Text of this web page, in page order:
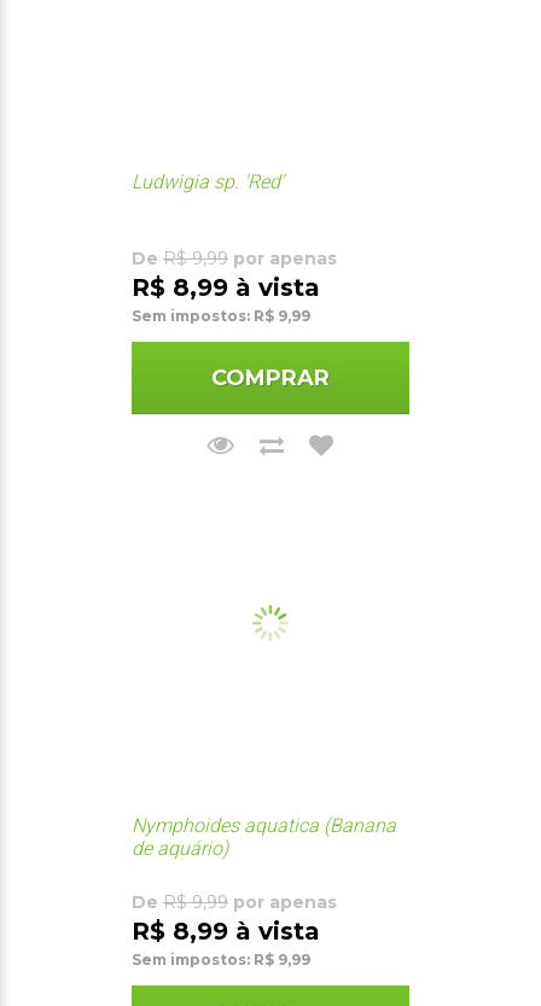
Ludwigia sp. 'Red'
De R$ 9,99 por apenas
R$ 8,99 à vista
Sem impostos: R$ 9,99
COMPRAR
Nymphoides aquatica (Banana
de aquário)
De R$ 9,99 por apenas
R$ 8,99 à vista
Sem impostos: R$ 9,99